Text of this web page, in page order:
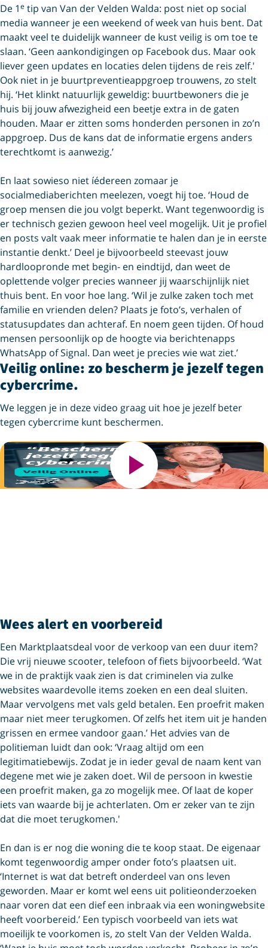
De 1e tip van Van der Velden Walda: post niet op social
media wanneer je een weekend of week van huis bent. Dat
maakt veel te duidelijk wanneer de kust veilig is om toe te
slaan. ‘Geen aankondigingen op Facebook dus. Maar ook
liever geen updates en locaties delen tijdens de reis zelf.'
Ook niet in je buurtpreventieappgroep trouwens, zo stelt
hij. ‘Het klinkt natuurlijk geweldig: buurtbewoners die je
huis bij jouw afwezigheid een beetje extra in de gaten
houden. Maar er zitten soms honderden personen in zo’n
appgroep. Dus de kans dat de informatie ergens anders
terechtkomt is aanwezig.’
En laat sowieso niet íédereen zomaar je
socialmediaberichten meelezen, voegt hij toe. ‘Houd de
groep mensen die jou volgt beperkt. Want tegenwoordig is
er technisch gezien gewoon heel veel mogelijk. Uit je profiel
en posts valt vaak meer informatie te halen dan je in eerste
instantie denkt.’ Deel je bijvoorbeeld steevast jouw
hardloopronde met begin- en eindtijd, dan weet de
oplettende volger precies wanneer jij waarschijnlijk niet
thuis bent. En voor hoe lang. ‘Wil je zulke zaken toch met
familie en vrienden delen? Plaats je foto’s, verhalen of
statusupdates dan achteraf. En noem geen tijden. Of houd
mensen persoonlijk op de hoogte via berichtenapps
WhatsApp of Signal. Dan weet je precies wie wat ziet.’
Veilig online: zo bescherm je jezelf tegen
cybercrime.
We leggen je in deze video graag uit hoe je jezelf beter
tegen cybercrime kunt beschermen.
Wees alert en voorbereid
Een Marktplaatsdeal voor de verkoop van een duur item?
Die vrij nieuwe scooter, telefoon of fiets bijvoorbeeld. ‘Wat
we in de praktijk vaak zien is dat criminelen via zulke
websites waardevolle items zoeken en een deal sluiten.
Maar vervolgens met vals geld betalen. Een proefrit maken
maar niet meer terugkomen. Of zelfs het item uit je handen
grissen en ermee vandoor gaan.’ Het advies van de
politieman luidt dan ook: ‘Vraag altijd om een
legitimatiebewijs. Zodat je in ieder geval de naam kent van
degene met wie je zaken doet. Wil de persoon in kwestie
een proefrit maken, ga zo mogelijk mee. Of laat de koper
iets van waarde bij je achterlaten. Om er zeker van te zijn
dat die moet terugkomen.'
En dan is er nog die woning die te koop staat. De eigenaar
komt tegenwoordig amper onder foto’s plaatsen uit.
‘Internet is wat dat betreft onderdeel van ons leven
geworden. Maar er komt wel eens uit politieonderzoeken
naar voren dat een dief een inbraak via een woningwebsite
heeft voorbereid.’ Een typisch voorbeeld van iets wat
moeilijk te voorkomen is, zo stelt Van der Velden Walda.